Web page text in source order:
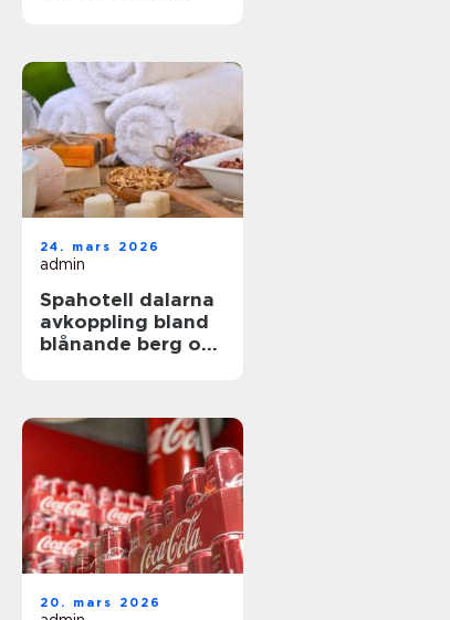
24. mars 2026
admin
Spahotell dalarna
avkoppling bland
blånande berg och
20. mars 2026